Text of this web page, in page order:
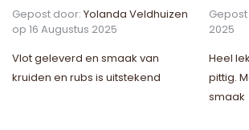
Gepost door: Yolanda Veldhuizen
op 16 Augustus 2025
Vlot geleverd en smaak van
kruiden en rubs is uitstekend
2025
Heel
pittig.
smaak